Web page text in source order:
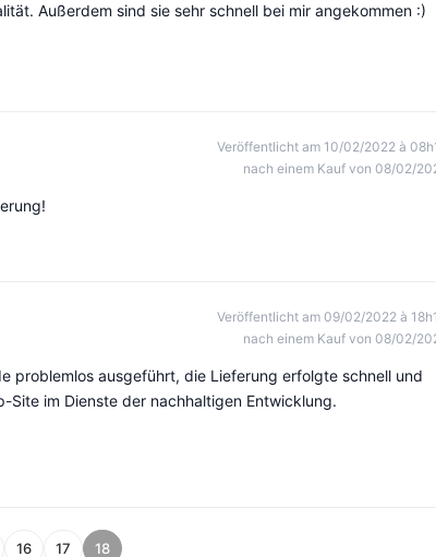
Außerdem sind sie sehr schnell bei mir angekommen :)
Veröffentlicht am 10/02/2022 à
nach einem Kauf von 08/02/
Veröffentlicht am 09/02/2022 à
nach einem Kauf von 08/02/
problemlos ausgeführt, die Lieferung erfolgte schnell und
im Dienste der nachhaltigen Entwicklung.
16 17 18